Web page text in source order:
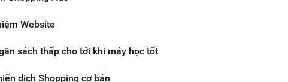
Website
sách thấp cho tới khi máy học tốt
dịch Shopping cơ bản